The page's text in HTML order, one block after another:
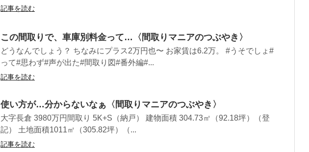
記事を読む
この間取りで、車庫別料金って…〈間取りマニアのつぶやき〉
どうなんでしょう？ ちなみにプラス2万円也〜 お家賃は6.2万。 #うそでしょ#
って#思わず#声が出た#間取り図#番外編#...
記事を読む
使い方が…分からないなぁ〈間取りマニアのつぶやき〉
大字長倉 3980万円間取り 5K+S（納戸） 建物面積 304.73㎡（92.18坪）（登
記） 土地面積1011㎡（305.82坪）（...
記事を読む